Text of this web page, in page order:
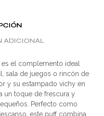
ADICIONAL
es el complemento ideal
sala de juegos o rincón de
y su estampado vichy en
un toque de frescura y
Perfecto como
este puff combina